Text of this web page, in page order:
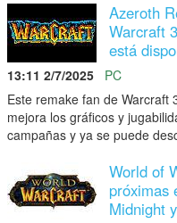
Azeroth
Warcraft
está
13:11 2/7/2025
PC
Este remake fan de Warcraft
mejora los gráficos y
campañas y ya se puede
World of
próximas
Midnight